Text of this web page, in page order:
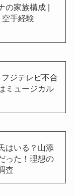
の家族構成 |
手経験
ジテレビ不合
ミュージカル
はいる？山添
った！理想の
査